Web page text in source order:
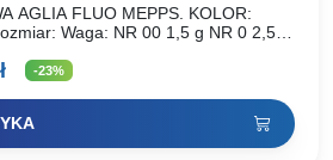
AGLIA FLUO MEPPS. KOLOR:
Waga: NR 00 1,5 g NR 0 2,5 g
Aktualna
cena
wynosi:
-23%